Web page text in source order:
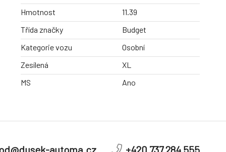
Hmotnost
11.39
Třída značky
Budget
Kategorie vozu
Osobní
Zesílená
XL
MS
Ano